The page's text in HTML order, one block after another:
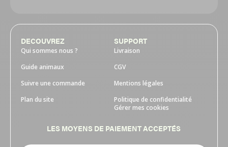
DECOUVREZ
Qui sommes nous ?
Guide animaux
Suivre une commande
Plan du site
SUPPORT
Livraison
CGV
Mentions légales
Politique de confidentialité
Gérer mes cookies
LES MOYENS DE PAIEMENT ACCEPTÉS